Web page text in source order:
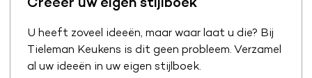
U heeft zoveel ideeën, maar waar laat u die? Bij
Tieleman Keukens is dit geen probleem. Verzamel
al uw ideeën in uw eigen stijlboek.